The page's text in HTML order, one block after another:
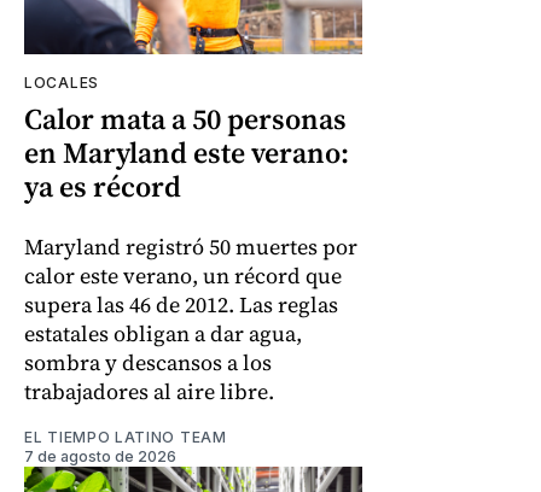
LOCALES
Calor mata a 50 personas
en Maryland este verano:
ya es récord
Maryland registró 50 muertes por
calor este verano, un récord que
supera las 46 de 2012. Las reglas
estatales obligan a dar agua,
sombra y descansos a los
trabajadores al aire libre.
EL TIEMPO LATINO TEAM
7 de agosto de 2026